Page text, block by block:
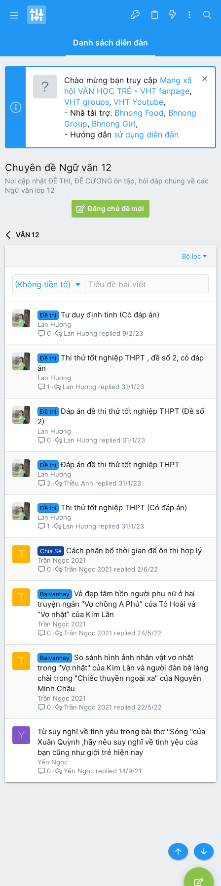
Danh sách diễn đàn
Chào mừng bạn truy cập Mạng xã
hội VĂN HỌC TRẺ - VHT fanpage,
VHT groups, VHT Youtube,
- Nhà tài trợ: Bhnong Food, Bhnong
Group, Bhnong Girl,
- Hướng dẫn sử dụng diễn đàn
Chuyên đề Ngữ văn 12
Nơi cập nhật ĐỀ THI, ĐỀ CƯƠNG ôn tập, hỏi đáp chung về các
Ngữ văn lớp 12
Đăng chủ đề mới
VĂN 12
Bộ lọc
(Không tiền tố)
Đề thi Tư duy định tính (Có đáp án)
Lan Hương
0
9/2/23
Lan Hương
Đề thi
Thi thử tốt nghiệp THPT , đề số 2, có đáp
án
Lan Hương
1
31/1/23
Lan Hương
Đề thi
Đáp án đề thi thử tốt nghiệp THPT (Đề số
2)
Lan Hương
0
31/1/23
Lan Hương
Đề thi Đáp án đề thi thử tốt nghiệp THPT
Lan Hương
2
31/1/23
Triều Anh
Đề thi Thi thử tốt nghiệp THPT (Có đáp án)
Lan Hương
1
31/1/23
Lan Hương
T Chia Sẻ Cách phân bổ thời gian để ôn thi hợp lý
Trần Ngọc 2021
0
2/6/22
Trần Ngọc 2021
T Baivanhay
Vẻ đẹp tâm hồn người phụ nữ ở hai
truyện ngắn “Vợ chồng A Phủ” của Tô Hoài và
“Vợ nhặt” của Kim Lân
Trần Ngọc 2021
0
24/5/22
Trần Ngọc 2021
T Baivanhay
So sánh hình ảnh nhân vật vợ nhặt
trong "Vợ nhặt" của Kim Lân và người đàn bà làng
chài trong "Chiếc thuyền ngoài xa" của Nguyễn
Minh Châu
Trần Ngọc 2021
0
22/5/22
Trần Ngọc 2021
Y
Từ suy nghĩ về tình yêu trong bài thơ ''Sóng ''của
Xuân Quỳnh ,hãy nêu suy nghĩ về tình yêu của
bạn cũng như giới trẻ hiện nay
Yến Ngọc
0
14/9/21
Yến Ngọc
Top